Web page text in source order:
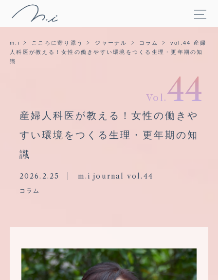
m.i こころに寄り添う ジャーナル コラム
vol.44 産婦
人科医が教える！女性の働きやすい環境をつくる生理・更年期の知
識
Vol.44
産婦人科医が教える！女性の働きや
すい環境をつくる生理・更年期の知
識
2026.2.25 m.i journal vol.44
コラム